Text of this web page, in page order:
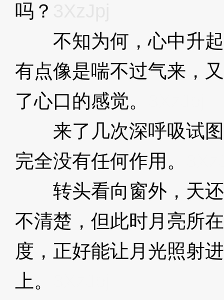
吗？
不知为何，心中升起
有点像是喘不过气来，
了心口的感觉。
来了几次深呼吸试图
完全没有任何作用。
转头看向窗外，天还
不清楚，但此时月亮所
度，正好能让月光照射
上。